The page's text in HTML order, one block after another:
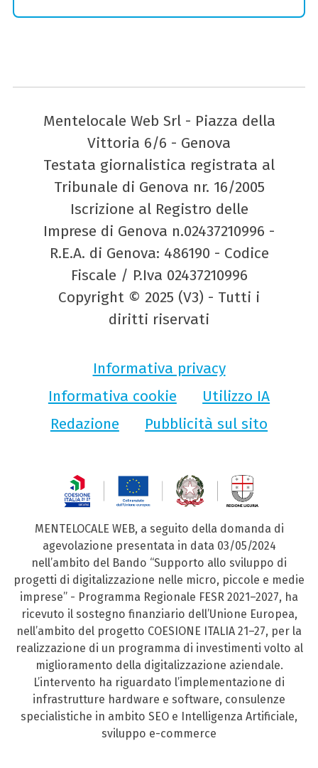
Mentelocale Web Srl - Piazza della
Vittoria 6/6 - Genova
Testata giornalistica registrata al
Tribunale di Genova nr. 16/2005
Iscrizione al Registro delle
Imprese di Genova n.02437210996 -
R.E.A. di Genova: 486190 - Codice
Fiscale / P.Iva 02437210996
Copyright © 2025 (V3) - Tutti i
diritti riservati
Informativa privacy
Informativa cookie
Utilizzo IA
Redazione
Pubblicità sul sito
MENTELOCALE WEB, a seguito della domanda di
agevolazione presentata in data 03/05/2024
nell’ambito del Bando “Supporto allo sviluppo di
progetti di digitalizzazione nelle micro, piccole e medie
imprese” - Programma Regionale FESR 2021–2027, ha
ricevuto il sostegno finanziario dell’Unione Europea,
nell’ambito del progetto COESIONE ITALIA 21–27, per la
realizzazione di un programma di investimenti volto al
miglioramento della digitalizzazione aziendale.
L’intervento ha riguardato l’implementazione di
infrastrutture hardware e software, consulenze
specialistiche in ambito SEO e Intelligenza Artificiale,
sviluppo e-commerce